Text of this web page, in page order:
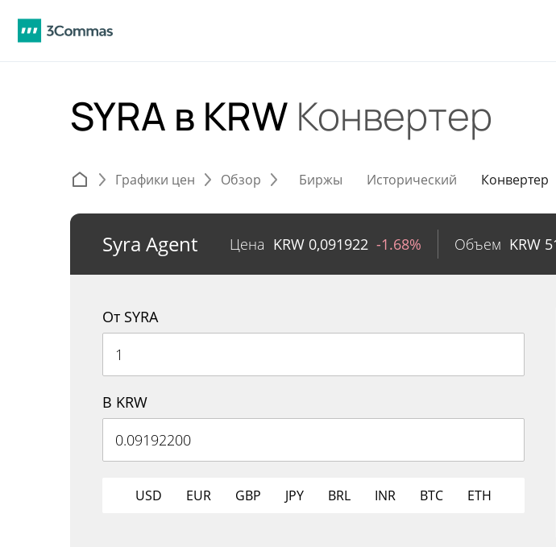
SYRA в KRW Конвертер
Графики цен Обзор Биржы Исторический Конвертер
Syra Agent Цена KRW 0,091922 -1.68% Объем KRW
От SYRA
В KRW
USD EUR GBP JPY BRL INR BTC ETH